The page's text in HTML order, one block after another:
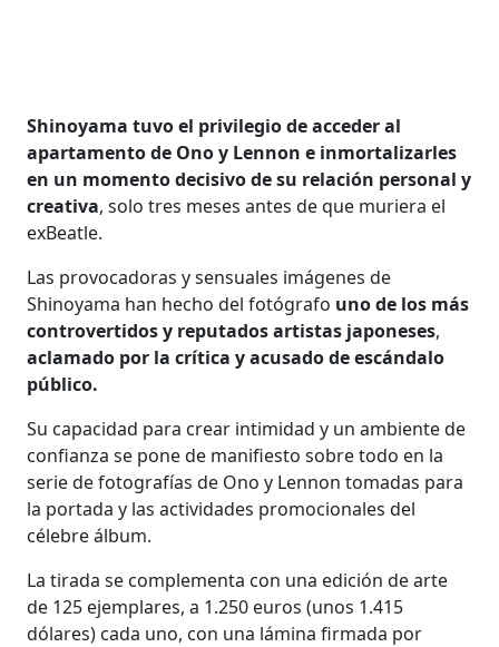
Shinoyama tuvo el privilegio de acceder al
apartamento de Ono y Lennon e inmortalizarles
en un momento decisivo de su relación personal y
creativa, solo tres meses antes de que muriera el
exBeatle.
Las provocadoras y sensuales imágenes de
Shinoyama han hecho del fotógrafo uno de los más
controvertidos y reputados artistas japoneses,
aclamado por la crítica y acusado de escándalo
público.
Su capacidad para crear intimidad y un ambiente de
confianza se pone de manifiesto sobre todo en la
serie de fotografías de Ono y Lennon tomadas para
la portada y las actividades promocionales del
célebre álbum.
La tirada se complementa con una edición de arte
de 125 ejemplares, a 1.250 euros (unos 1.415
dólares) cada uno, con una lámina firmada por